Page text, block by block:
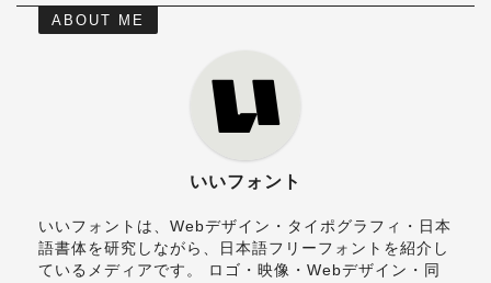
ABOUT ME
いいフォント
いいフォントは、Webデザイン・タイポグラフィ・日本
語書体を研究しながら、日本語フリーフォントを紹介し
ているメディアです。 ロゴ・映像・Webデザイン・同